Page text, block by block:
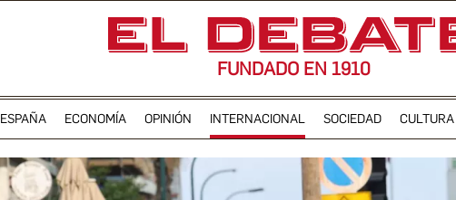
FUNDADO EN 1910
ESPAÑA ECONOMÍA OPINIÓN INTERNACIONAL SOCIEDAD CULTURA